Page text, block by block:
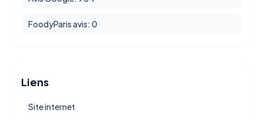
FoodyParis avis: 0
Liens
Site internet